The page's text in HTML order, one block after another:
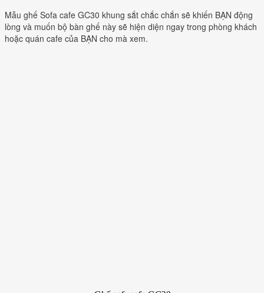
Mẫu ghế Sofa cafe GC30 khung sắt chắc chắn sẽ khiến BẠN động
lòng và muốn bộ bàn ghế này sẽ hiện diện ngay trong phòng khách
hoặc quán cafe của BẠN cho mà xem.